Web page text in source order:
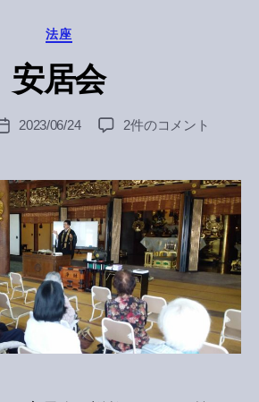
Categories
法座
安居会
Post2023/06/24
安
へ
の
2件のコメント